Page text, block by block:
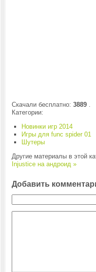
Скачали бесплатно: 3889.
Категории:
Новинки игр 2014
Игры для func spider 01
Шутеры
Другие материалы в этой
Injustice на андроид »
Добавить